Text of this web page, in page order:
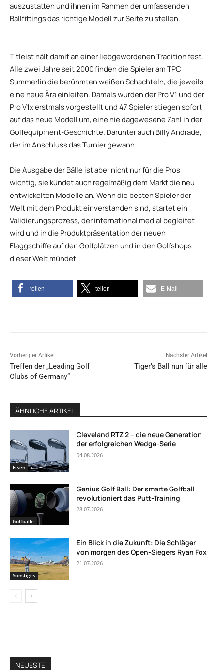
auszustatten und ihnen im Rahmen der umfassenden
Ballfittings das richtige Modell zur Seite zu stellen.
Titleist hält damit an einer liebgewordenen Tradition fest.
Alle zwei Jahre seit 2000 finden die Spieler am TPC
Summerlin die berühmten weißen Schachteln, die jeweils
eine neue Ära einleiten. Damals wurden der Pro V1 und der
Pro V1x erstmals vorgestellt und 47 Spieler stiegen sofort
auf das neue Modell um, eine nie dagewesene Zahl in der
Golfequipment-Geschichte. Darunter auch Billy Andrade,
der im Anschluss das Turnier gewann.
Die Ausgabe der Bälle ist aber nicht nur für die Pros
wichtig, sie kündet auch regelmäßig dem Markt die neu
entwickelten Modelle an. Wenn die besten Spieler der
Welt mit dem Produkt einverstanden sind, startet ein
Validierungsprozess, der international medial begleitet
wird und in die Produktpräsentation der neuen
Flaggschiffe auf den Golfplätzen und in den Golfshops
dieser Welt mündet.
teilen teilen E-Mail
Vorheriger Artikel
Treffen der „Leading Golf
Clubs of Germany“
Nächster Artikel
Tiger’s Ball nun für alle
ÄHNLICHE ARTIKEL
Eisen
Cleveland RTZ 2 – die neue Generation
der erfolgreichen Wedge-Serie
04.08.2026
Golfbälle
Genius Golf Ball: Der smarte Golfball
revolutioniert das Putt-Training
28.07.2026
Sonstiges
Ein Blick in die Zukunft: Die Schläger
von morgen des Open-Siegers Ryan Fox
21.07.2026
NEUESTE